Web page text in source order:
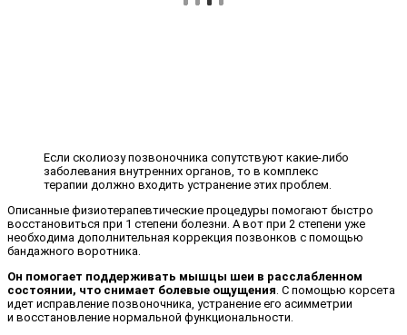
Если сколиозу позвоночника сопутствуют какие-либо
заболевания внутренних органов, то в комплекс
терапии должно входить устранение этих проблем.
Описанные физиотерапевтические процедуры помогают быстро
восстановиться при 1 степени болезни. А вот при 2 степени уже
необходима дополнительная коррекция позвонков с помощью
бандажного воротника.
Он помогает поддерживать мышцы шеи в расслабленном
состоянии, что снимает болевые ощущения. С помощью корсета
идет исправление позвоночника, устранение его асимметрии
и восстановление нормальной функциональности.